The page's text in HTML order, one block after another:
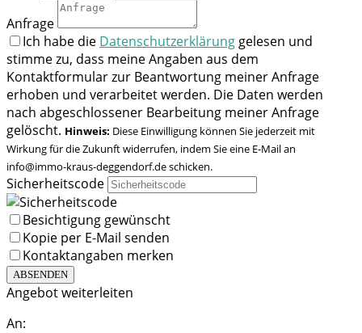
Anfrage
Ich habe die Datenschutzerklärung gelesen und
stimme zu, dass meine Angaben aus dem
Kontaktformular zur Beantwortung meiner Anfrage
erhoben und verarbeitet werden. Die Daten werden
nach abgeschlossener Bearbeitung meiner Anfrage
gelöscht. Hinweis: Diese Einwilligung können Sie jederzeit mit
Wirkung für die Zukunft widerrufen, indem Sie eine E-Mail an
info@immo-kraus-deggendorf.de schicken.
Sicherheitscode
Besichtigung gewünscht
Kopie per E-Mail senden
Kontaktangaben merken
ABSENDEN
Angebot weiterleiten
An: